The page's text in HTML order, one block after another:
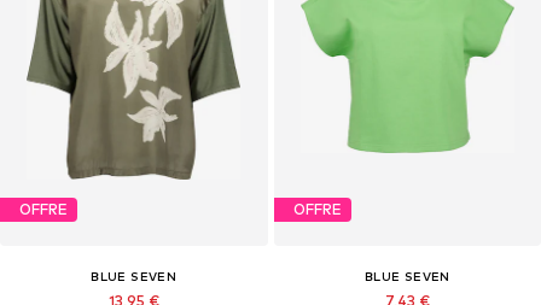
OFFRE
BLUE SEVEN
13,95 €
OFFRE
BLUE SEVEN
7,43 €